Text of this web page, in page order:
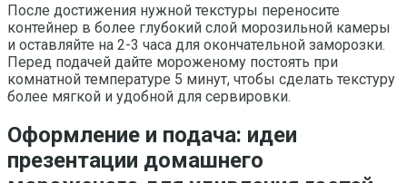
После достижения нужной текстуры переносите
контейнер в более глубокий слой морозильной камеры
и оставляйте на 2-3 часа для окончательной заморозки.
Перед подачей дайте мороженому постоять при
комнатной температуре 5 минут, чтобы сделать текстуру
более мягкой и удобной для сервировки.
Оформление и подача: идеи
презентации домашнего